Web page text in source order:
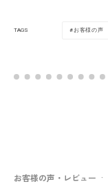
TAGS お客様の声
お客様の声・レビュー ·